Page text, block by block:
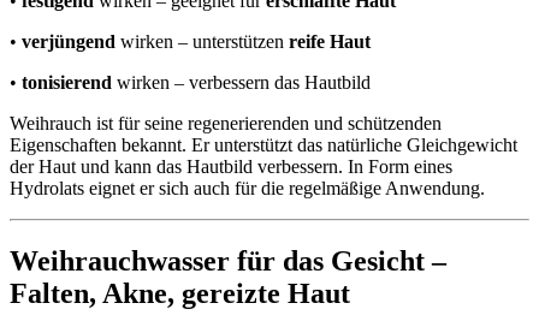
• verjüngend wirken – unterstützen reife Haut
• tonisierend wirken – verbessern das Hautbild
Weihrauch ist für seine regenerierenden und schützenden
Eigenschaften bekannt. Er unterstützt das natürliche Gleichgewicht
der Haut und kann das Hautbild verbessern. In Form eines
Hydrolats eignet er sich auch für die regelmäßige Anwendung.
Weihrauchwasser für das Gesicht –
Falten, Akne, gereizte Haut